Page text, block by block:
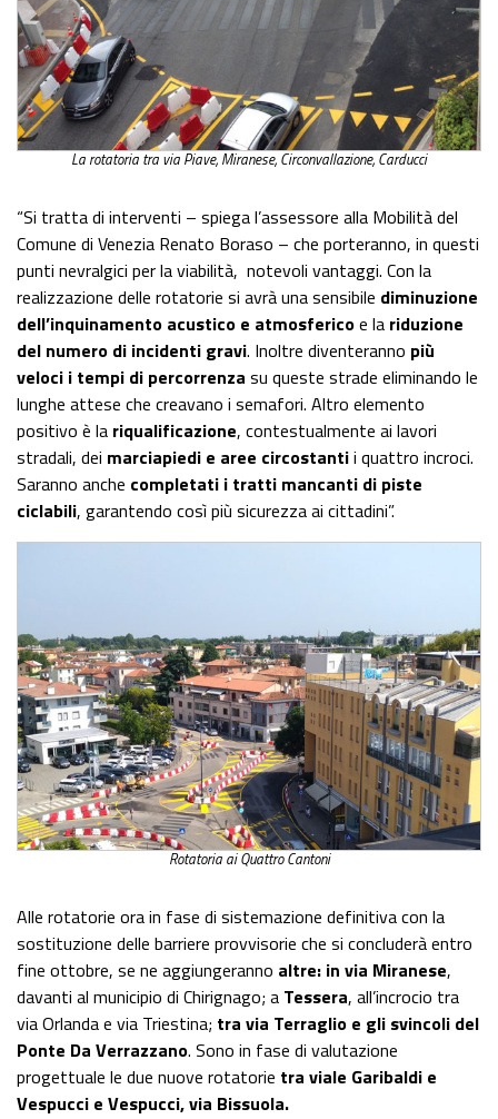
La rotatoria tra via Piave, Miranese, Circonvallazione, Carducci
“Si tratta di interventi – spiega l’assessore alla Mobilità del
Comune di Venezia Renato Boraso – che porteranno, in questi
punti nevralgici per la viabilità, notevoli vantaggi. Con la
realizzazione delle rotatorie si avrà una sensibile diminuzione
dell’inquinamento acustico e atmosfericoe la riduzione
del numero di incidenti gravi. Inoltre diventeranno più
veloci i tempi di percorrenza su queste strade eliminando le
lunghe attese che creavano i semafori. Altro elemento
positivo è la riqualificazione, contestualmente ai lavori
stradali, dei marciapiedi e aree circostantii quattro incroci.
Saranno anche completati i tratti mancanti di piste
ciclabili, garantendo così più sicurezza ai cittadini”.
Rotatoria ai Quattro Cantoni
Alle rotatorie ora in fase di sistemazione definitiva con la
sostituzione delle barriere provvisorie che si concluderà entro
fine ottobre, se ne aggiungeranno altre: in via Miranese,
davanti al municipio di Chirignago; a Tessera, all’incrocio tra
via Orlanda e via Triestina; tra via Terraglio e gli svincoli del
Ponte Da Verrazzano. Sono in fase di valutazione
progettuale le due nuove rotatorie tra viale Garibaldi e
Vespucci e Vespucci, via Bissuola.